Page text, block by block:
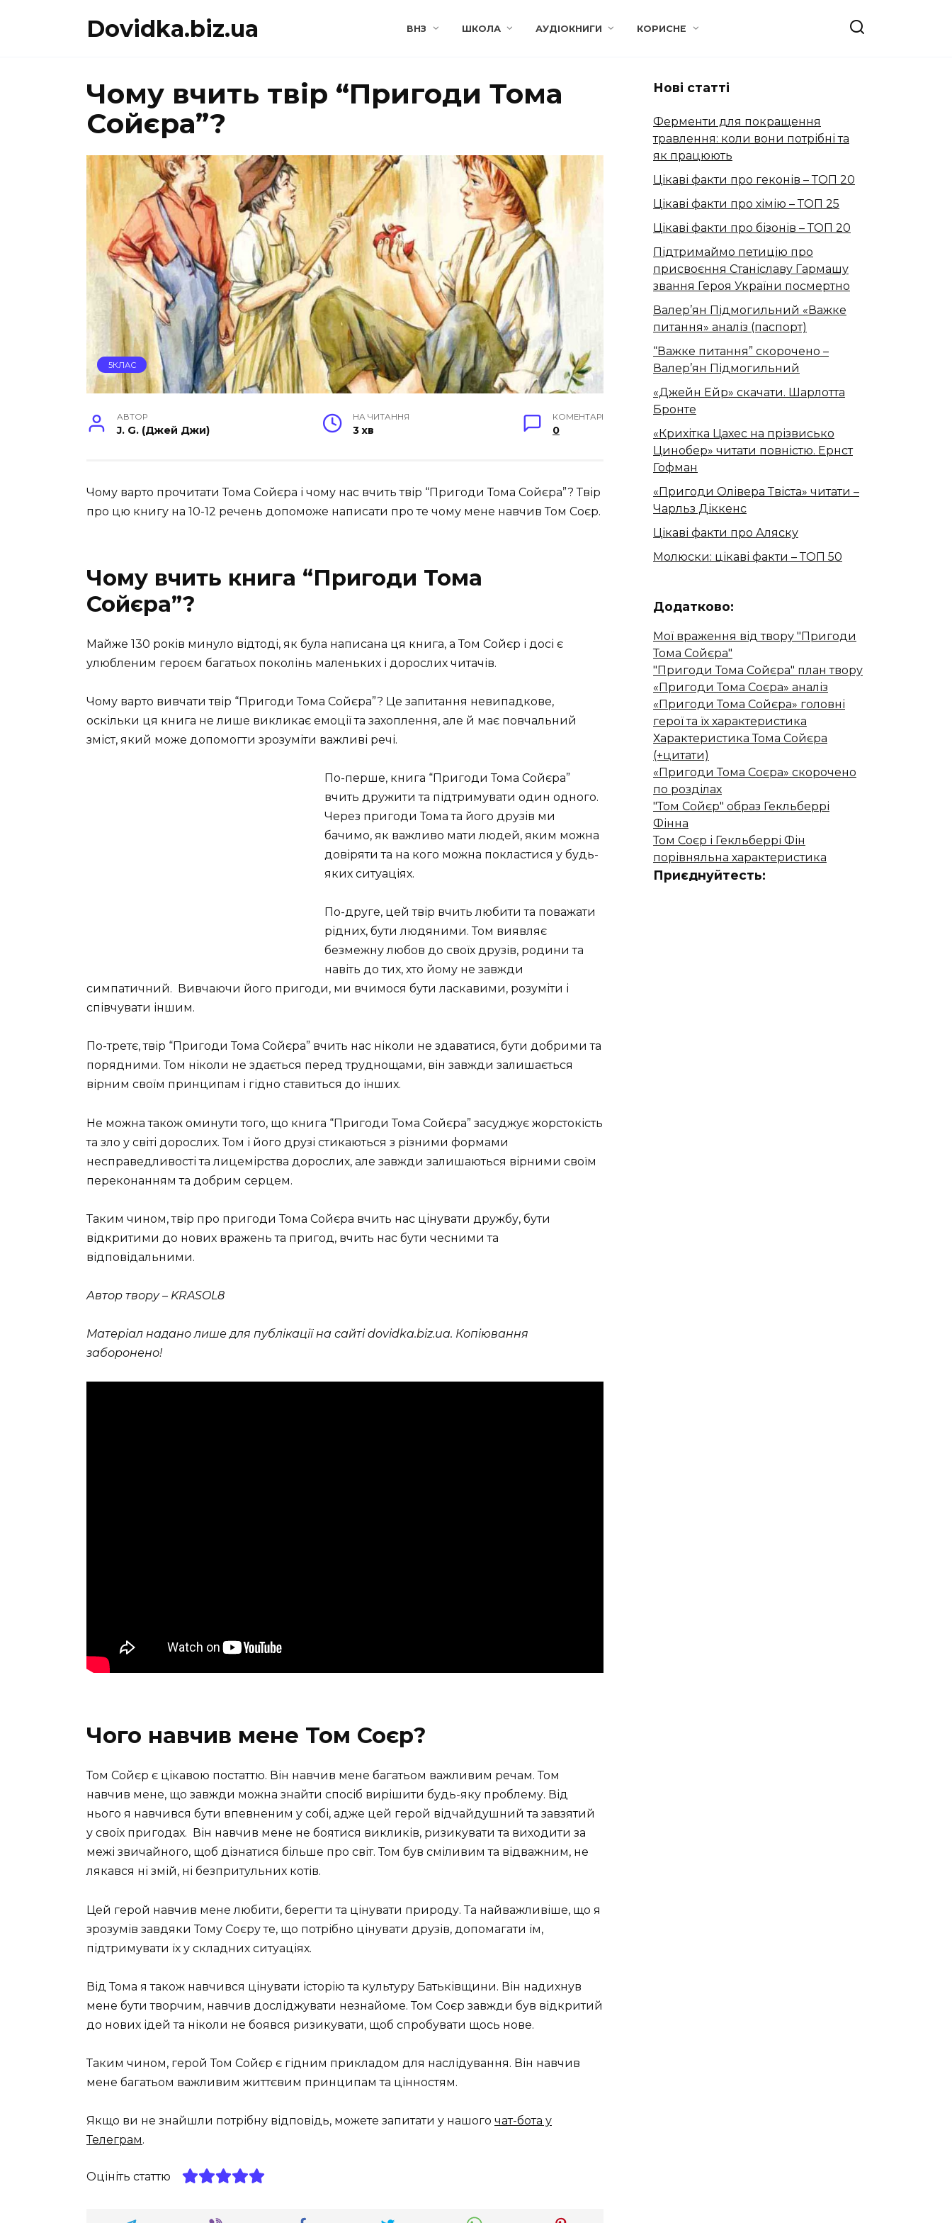
Dovidka.biz.ua ВНЗ ШКОЛА АУДІОКНИГИ КОРИСНЕ
Чому вчить твір “Пригоди Тома
Сойєра”?
5КЛАС
АВТОР
J. G. (Джей Джи)
НА ЧИТАННЯ
3 хв
КОМЕНТАРІ
0
Чому варто прочитати Тома Сойєра і чому нас вчить твір “Пригоди Тома Сойєра”? Твір
про цю книгу на 10-12 речень допоможе написати про те чому мене навчив Том Соєр.
Чому вчить книга “Пригоди Тома
Сойєра”?
Майже 130 років минуло відтоді, як була написана ця книга, а Том Сойєр і досі є
улюбленим героєм багатьох поколінь маленьких і дорослих читачів.
Чому варто вивчати твір “Пригоди Тома Сойєра”? Це запитання невипадкове,
оскільки ця книга не лише викликає емоції та захоплення, але й має повчальний
зміст, який може допомогти зрозуміти важливі речі.
По-перше, книга “Пригоди Тома Сойєра”
вчить дружити та підтримувати один одного.
Через пригоди Тома та його друзів ми
бачимо, як важливо мати людей, яким можна
довіряти та на кого можна покластися у будь-
яких ситуаціях.
По-друге, цей твір вчить любити та поважати
рідних, бути людяними. Том виявляє
безмежну любов до своїх друзів, родини та
навіть до тих, хто йому не завжди
симпатичний.
Вивчаючи його пригоди, ми вчимося бути ласкавими, розуміти і
співчувати іншим.
По-третє, твір “Пригоди Тома Сойєра” вчить нас ніколи не здаватися, бути добрими та
порядними.Том ніколи не здається перед труднощами, він завжди залишається
вірним своїм принципам і гідно ставиться до інших.
Не можна також оминути того, що книга “Пригоди Тома Сойєра” засуджує жорстокість
та зло у світі дорослих. Том і його друзі стикаються з різними формами
несправедливості та лицемірства дорослих, але завжди залишаються вірними своїм
переконанням та добрим серцем.
Таким чином, твір про пригоди Тома Сойєра вчить нас цінувати дружбу, бути
відкритими до нових вражень та пригод, вчить нас бути чесними та
відповідальними.
Автор твору – KRASOL8
Матеріал надано лише для публікації на сайті dovidka.biz.ua. Копіювання
заборонено!
Чого навчив мене Том Соєр?
Том Сойєр є цікавою постаттю. Він навчив мене багатьом важливим речам. Том
навчив мене, що завжди можна знайти спосіб вирішити будь-яку проблему. Від
нього я навчився бути впевненим у собі, адже цей герой відчайдушний та завзятий
у своїх пригодах. Він навчив мене не боятися викликів, ризикувати та виходити за
межі звичайного, щоб дізнатися більше про світ. Том був сміливим та відважним, не
лякався ні змій, ні безпритульних котів.
Цей герой навчив мене любити, берегти та цінувати природу. Та найважливіше, що я
зрозумів завдяки Тому Соєру те, що потрібно цінувати друзів, допомагати їм,
підтримувати їх у складних ситуаціях.
Від Тома я також навчився цінувати історію та культуру Батьківщини. Він надихнув
мене бути творчим, навчив досліджувати незнайоме. Том Соєр завжди був відкритий
до нових ідей та ніколи не боявся ризикувати, щоб спробувати щось нове.
Таким чином, герой Том Сойєр є гідним прикладом для наслідування. Він навчив
мене багатьом важливим життєвим принципам та цінностям.
Якщо ви не знайшли потрібну відповідь, можете запитати у нашого чат-бота у
Телеграм.
Оцініть статтю
Нові статті
Ферменти для покращення
травлення: коли вони потрібні та
як працюють
Цікаві факти про геконів – ТОП 20
Цікаві факти про хімію – ТОП 25
Цікаві факти про бізонів – ТОП 20
Підтримаймо петицію про
присвоєння Станіславу Гармашу
звання Героя України посмертно
Валер’ян Підмогильний «Важке
питання» аналіз (паспорт)
“Важке питання” скорочено –
Валер’ян Підмогильний
«Джейн Ейр» скачати. Шарлотта
Бронте
«Крихітка Цахес на прізвисько
Цинобер» читати повністю. Ернст
Гофман
«Пригоди Олівера Твіста» читати –
Чарльз Діккенс
Цікаві факти про Аляску
Молюски: цікаві факти – ТОП 50
Додатково:
Мої враження від твору "Пригоди
Тома Сойєра"
"Пригоди Тома Сойєра" план твору
«Пригоди Тома Соєра» аналіз
«Пригоди Тома Сойєра» головні
герої та їх характеристика
Характеристика Тома Сойєра
(+цитати)
«Пригоди Тома Соєра» скорочено
по розділах
"Том Сойєр" образ Гекльберрі
Фінна
Том Соєр і Гекльберрі Фін
порівняльна характеристика
Приєднуйтесть: